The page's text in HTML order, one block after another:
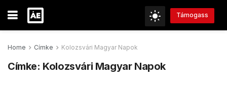
Támogass
Home Címke Kolozsvári Magyar Napok
Címke: Kolozsvári Magyar Napok